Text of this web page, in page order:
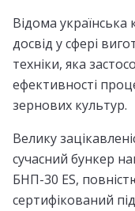
Відома
досвід у сфері
техніки, яка
ефективності
зернових культур.
Велику
сучасний бункер
БНП-30 ES,
сертифікований